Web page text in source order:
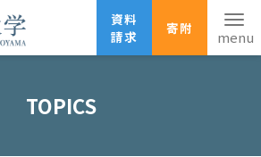
資料
請求
寄附
TOPICS